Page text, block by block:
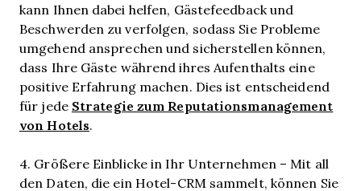
kann Ihnen dabei helfen, Gästefeedback und
Beschwerden zu verfolgen, sodass Sie Probleme
umgehend ansprechen und sicherstellen können,
dass Ihre Gäste während ihres Aufenthalts eine
positive Erfahrung machen. Dies ist entscheidend
für jede Strategie zum Reputationsmanagement
von Hotels.
4. Größere Einblicke in Ihr Unternehmen – Mit all
den Daten, die ein Hotel-CRM sammelt, können Sie